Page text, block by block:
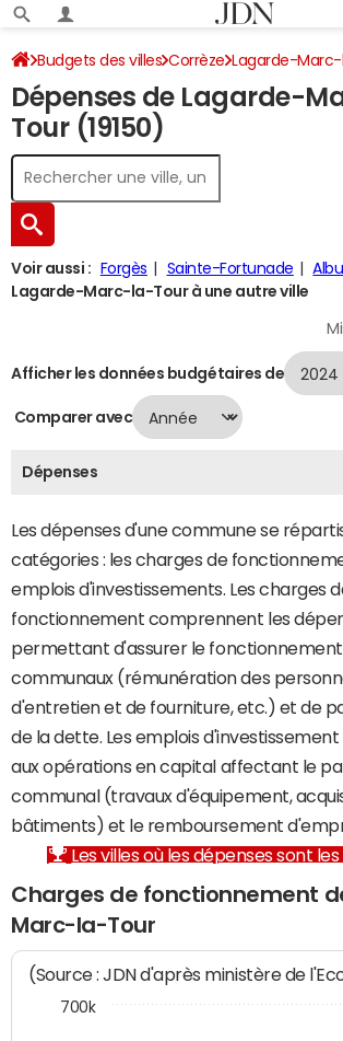
Budgets des villes Corrèze Lagarde-
Dépenses 2024
Dépenses de Lagarde-
Tour (19150)
Voir aussi : Forgès Sainte-Fortunade
Lagarde-Marc-la-Tour à une autre ville
Afficher les données budgétaires de
Comparer avec
Dépenses
Les dépenses d'une commune se
catégories : les charges de
emplois d'investissements. Les charges
fonctionnement comprennent les
permettant d'assurer le fonctionnement
communaux (rémunération des
d'entretien et de fourniture, etc.) et de
de la dette. Les emplois
aux opérations en capital affectant le
communal (travaux d'équipement,
bâtiments) et le remboursement
Les villes où les dépenses sont
Charges de fonctionnement
Marc-la-Tour
(Source : JDN d'après ministère de
700k